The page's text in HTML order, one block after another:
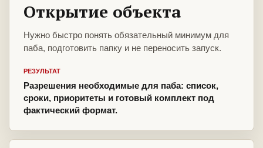
Открытие объекта
Нужно быстро понять обязательный минимум для
паба, подготовить папку и не переносить запуск.
РЕЗУЛЬТАТ
Разрешения необходимые для паба: список,
сроки, приоритеты и готовый комплект под
фактический формат.